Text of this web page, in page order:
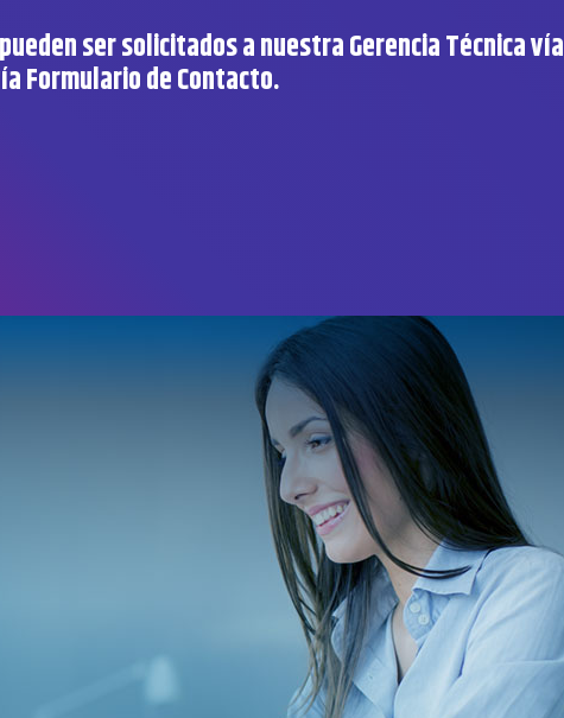
ser solicitados a nuestra Gerencia Técnica vía
Formulario de Contacto.